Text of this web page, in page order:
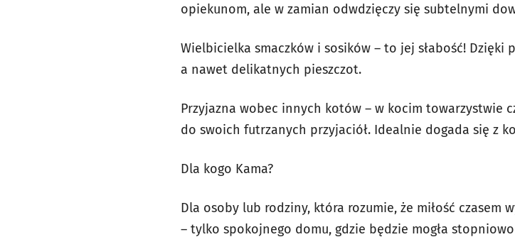
opiekunom, ale w zamian odwdzięczy się subtelnymi
Wielbicielka smaczków i sosików – to jej słabość!
a nawet delikatnych pieszczot.
Przyjazna wobec innych kotów – w kocim towarzystwie
do swoich futrzanych przyjaciół. Idealnie dogada się z
Dla kogo Kama?
Dla osoby lub rodziny, która rozumie, że miłość czasem
– tylko spokojnego domu, gdzie będzie mogła